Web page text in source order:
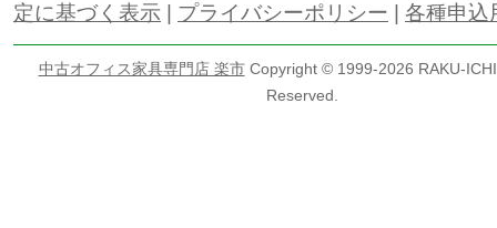
定に基づく表示
プライバシーポリシー 各種申込
中古オフィス家具専門店 楽市Copyright © 1999-2026 RAKU-
Reserved.